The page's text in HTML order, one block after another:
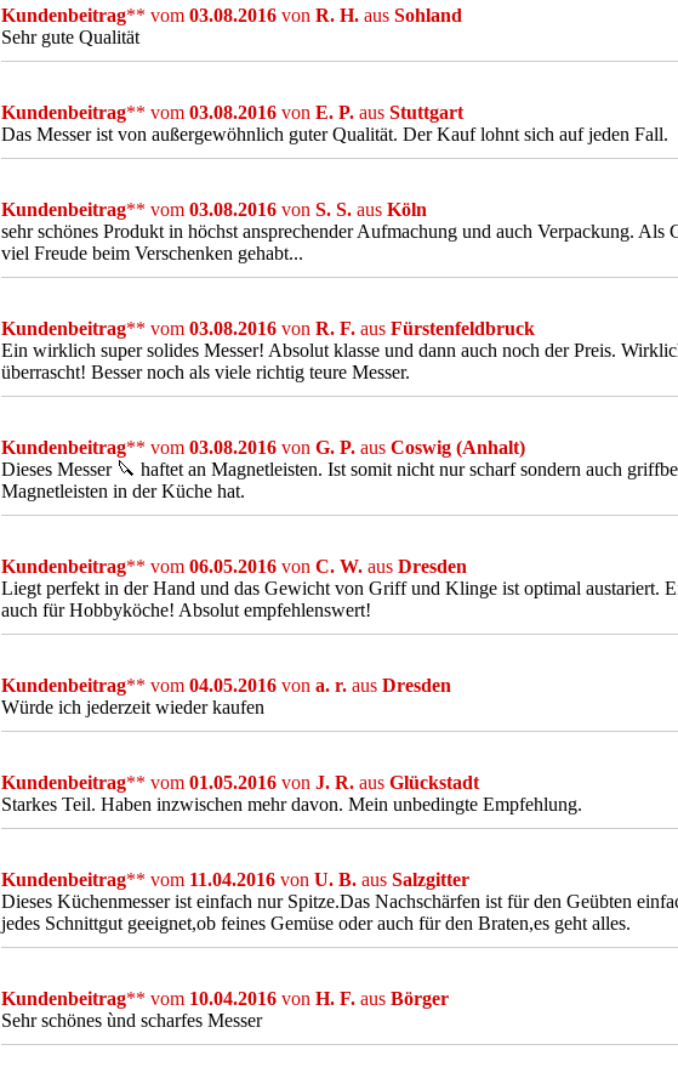
Kundenbeitrag** vom 03.08.2016 von R. H. aus Sohland
Sehr gute Qualität
Kundenbeitrag** vom 03.08.2016 von E. P. aus Stuttgart
Das Messer ist von außergewöhnlich guter Qualität. Der Kauf lohnt sich auf jeden Fall.
Kundenbeitrag** vom 03.08.2016 von S. S. aus Köln
sehr schönes Produkt in höchst ansprechender Aufmachung und auch Verpackung. Als
viel Freude beim Verschenken gehabt...
Kundenbeitrag** vom 03.08.2016 von R. F. aus Fürstenfeldbruck
Ein wirklich super solides Messer! Absolut klasse und dann auch noch der Preis.
überrascht! Besser noch als viele richtig teure Messer.
Kundenbeitrag** vom 03.08.2016 von G. P. aus Coswig (Anhalt)
Dieses Messer 🔪 haftet an Magnetleisten. Ist somit nicht nur scharf sondern auch
Magnetleisten in der Küche hat.
Kundenbeitrag** vom 06.05.2016 von C. W. aus Dresden
Liegt perfekt in der Hand und das Gewicht von Griff und Klinge ist optimal austariert.
auch für Hobbyköche! Absolut empfehlenswert!
Kundenbeitrag** vom 04.05.2016 von a. r. aus Dresden
Würde ich jederzeit wieder kaufen
Kundenbeitrag** vom 01.05.2016 von J. R. aus Glückstadt
Starkes Teil. Haben inzwischen mehr davon. Mein unbedingte Empfehlung.
Kundenbeitrag** vom 11.04.2016 von U. B. aus Salzgitter
Dieses Küchenmesser ist einfach nur Spitze.Das Nachschärfen ist für den Geübten
jedes Schnittgut geeignet,ob feines Gemüse oder auch für den Braten,es geht alles.
Kundenbeitrag** vom 10.04.2016 von H. F. aus Börger
Sehr schönes ùnd scharfes Messer